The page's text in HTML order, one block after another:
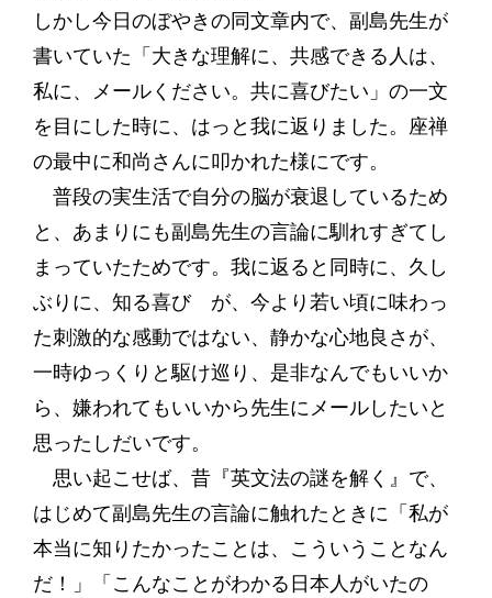
しかし今日のぼやきの同文章内で、副島先生が
書いていた「大きな理解に、共感できる人は、
私に、メールください。共に喜びたい」の一文
を目にした時に、はっと我に返りました。座禅
の最中に和尚さんに叩かれた様にです。
普段の実生活で自分の脳が衰退しているため
と、あまりにも副島先生の言論に馴れすぎてし
まっていたためです。我に返ると同時に、久し
ぶりに、知る喜び が、今より若い頃に味わっ
た刺激的な感動ではない、静かな心地良さが、
一時ゆっくりと駆け巡り、是非なんでもいいか
ら、嫌われてもいいから先生にメールしたいと
思ったしだいです。
思い起こせば、昔『英文法の謎を解く』で、
はじめて副島先生の言論に触れたときに「私が
本当に知りたかったことは、こういうことなん
だ！」「こんなことがわかる日本人がいたの